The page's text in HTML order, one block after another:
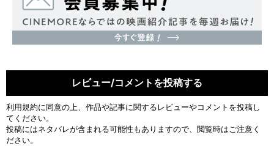
レビュー/コメントを投稿する
利用規約に同意の上、作品や記事に関するレビューやコメントを投稿し
てください。
投稿にはネタバレが含まれる可能性もありますので、閲覧時はご注意く
ださい。